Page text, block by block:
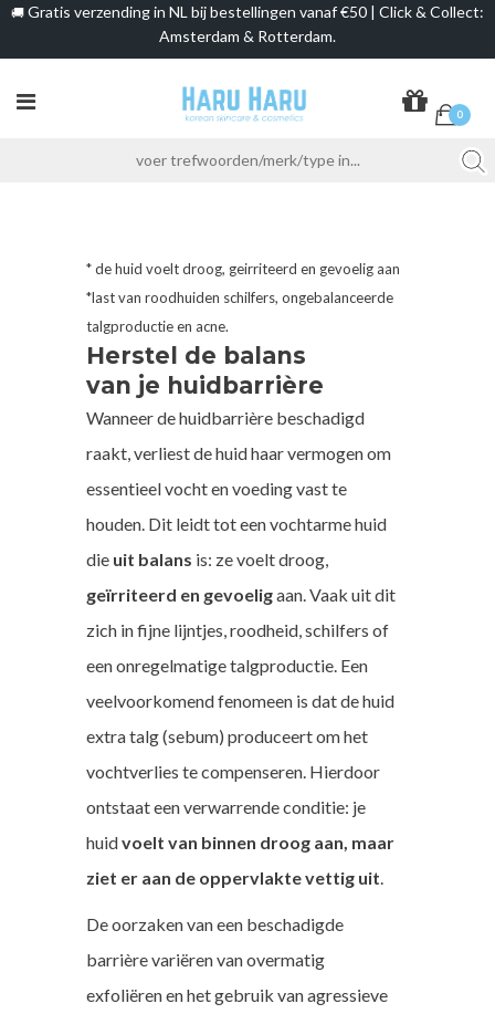
🚚 Gratis verzending in NL bij bestellingen vanaf €50 | Click & Collect:
Amsterdam & Rotterdam.
0
* de huid voelt droog, geirriteerd en gevoelig aan
*last van roodhuiden schilfers, ongebalanceerde
talgproductie en acne.
Herstel de balans
van je huidbarrière
Wanneer de huidbarrière beschadigd
raakt, verliest de huid haar vermogen om
essentieel vocht en voeding vast te
houden. Dit leidt tot een vochtarme huid
die uit balans is: ze voelt droog,
geïrriteerd en gevoeligaan. Vaak uit dit
zich in fijne lijntjes, roodheid, schilfers of
een onregelmatige talgproductie. Een
veelvoorkomend fenomeen is dat de huid
extra talg (sebum) produceert om het
vochtverlies te compenseren. Hierdoor
ontstaat een verwarrende conditie: je
huidvoelt van binnen droog aan, maar
ziet er aan de oppervlakte vettig uit.
De oorzaken van een beschadigde
barrière variëren van overmatig
exfoliëren en het gebruik van agressieve